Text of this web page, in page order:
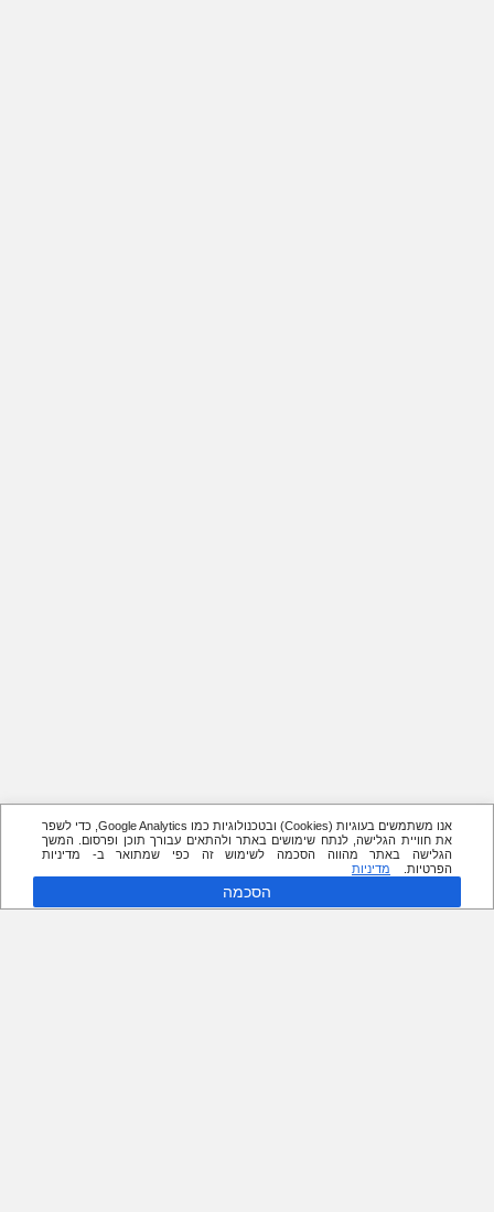
אנו משתמשים בעוגיות (Cookies) ובטכנולוגיות כמו Google Analytics, כדי לשפר
את חוויית הגלישה, לנתח שימושים באתר ולהתאים עבורך תוכן ופרסום. המשך
הגלישה באתר מהווה הסכמה לשימוש זה כפי שמתואר ב- מדיניות
הפרטיות.
מדיניות
הסכמה